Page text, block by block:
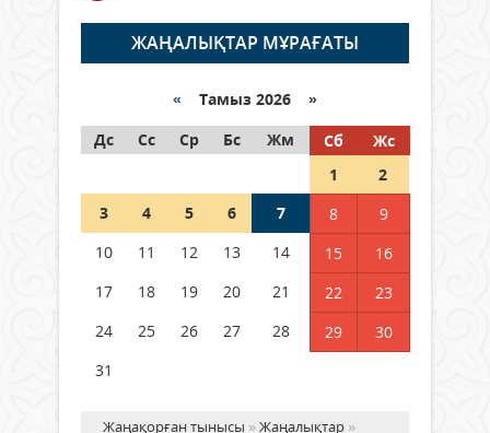
06 тамыз 2026 ж. 253
граждане Казахстана,
05 тамыз 2026 ж. 132
Шетелде жүрген Қазақстан
азаматтары қалай дауыс бере
ЖАҢАЛЫҚТАР МҰРАҒАТЫ
« Тамыз 2026 »
Дс
Сс Ср Бс Жм Сб
Жс
1
2
3
4 5 6 7 8
9
10
11 12 13 14 15
16
17
18 19 20 21 22
23
24
25 26 27 28 29
30
31
Жаңақорған тынысы »Жаңалықтар »